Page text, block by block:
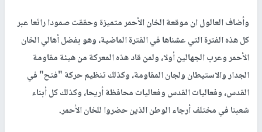
وأضاف العالول ان موقعة الخان الأحمر متميزة وحققت صمودا رائعا عبر
كل هذه الفترة التي عشناها في الفترة الماضية، وهو بفضل أهالي الخان
الأحمر وعرب الجهالين أولا، ولمن قاد هذه المعركة من هيئة مقاومة
الجدار والاستيطان ولجان المقاومة، وكذلك تنظيم حركة "فتح" في
القدس، وفعاليات القدس وفعاليات محافظة أريحا، وكذلك كل أبناء
شعبنا في مختلف أرجاء الوطن الذين حضروا للخان الأحمر.